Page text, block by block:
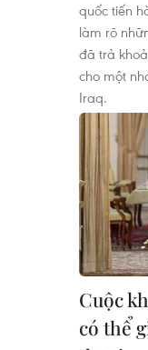
quốc tiến
làm rõ
đã trả
cho một
Iraq.
Cuộc
có thể